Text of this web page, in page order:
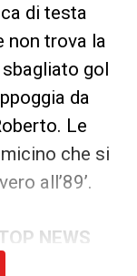
di testa
non trova la
gol
da
Le
che si
all’89’.
NEWS